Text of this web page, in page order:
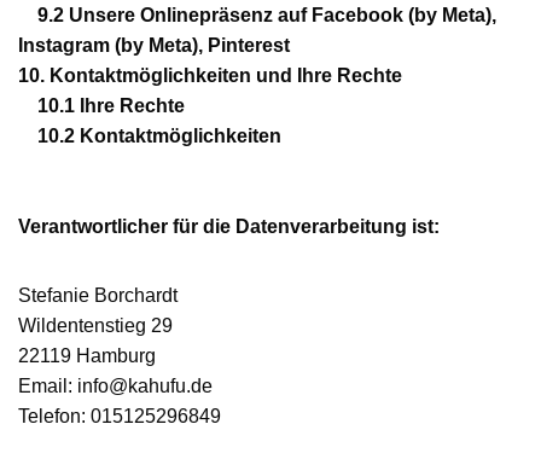
9.2 Unsere Onlinepräsenz auf Facebook (by Meta),
Instagram (by Meta), Pinterest
10. Kontaktmöglichkeiten und Ihre Rechte
10.1
Ihre Rechte
10.2 Kontaktmöglichkeiten
Verantwortlicher für die Datenverarbeitung ist:
Stefanie Borchardt
Wildentenstieg 29
22119 Hamburg
Email: info@kahufu.de
Telefon: 015125296849